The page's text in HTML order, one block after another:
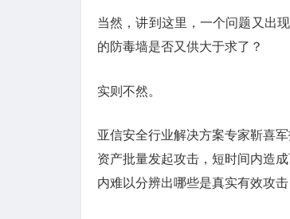
当然，讲到这里，一个问题又出
的防毒墙是否又供大于求了？
实则不然。
亚信安全行业解决方案专家靳喜
资产批量发起攻击，短时间内造
内难以分辨出哪些是真实有效攻